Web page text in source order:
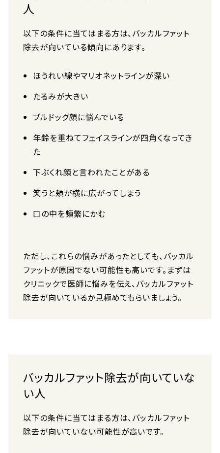
人
以下の条件に当てはまる方は、バッカルファット
除去が向いている傾向にあります。
ほうれい線やマリオネットラインが深い
たるみが大きい
ブルドッグ顔に悩んでいる
年齢を重ねてフェイスラインが四角くなってき
た
下ぶくれ顔と言われたことがある
笑うと頬が横に広がってしまう
口の中を頻繁にかむ
ただし、これらの悩みがあったとしても、バッカル
ファットが原因でない可能性も高いです。まずは
クリニックで医師に悩みを伝え、バッカルファット
除去が向いているか見極めてもらいましょう。
バッカルファット除去が向いていな
い人
以下の条件に当てはまる方は、バッカルファット
除去が向いていない可能性が高いです。